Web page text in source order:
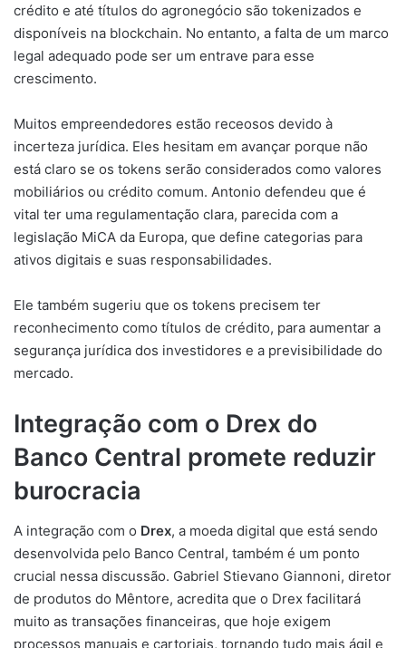
crédito e até títulos do agronegócio são tokenizados e
disponíveis na blockchain. No entanto, a falta de um marco
legal adequado pode ser um entrave para esse
crescimento.
Muitos empreendedores estão receosos devido à
incerteza jurídica. Eles hesitam em avançar porque não
está claro se os tokens serão considerados como valores
mobiliários ou crédito comum. Antonio defendeu que é
vital ter uma regulamentação clara, parecida com a
legislação MiCA da Europa, que define categorias para
ativos digitais e suas responsabilidades.
Ele também sugeriu que os tokens precisem ter
reconhecimento como títulos de crédito, para aumentar a
segurança jurídica dos investidores e a previsibilidade do
mercado.
Integração com o Drex do
Banco Central promete reduzir
burocracia
A integração com o Drex, a moeda digital que está sendo
desenvolvida pelo Banco Central, também é um ponto
crucial nessa discussão. Gabriel Stievano Giannoni, diretor
de produtos do Mêntore, acredita que o Drex facilitará
muito as transações financeiras, que hoje exigem
processos manuais e cartoriais, tornando tudo mais ágil e